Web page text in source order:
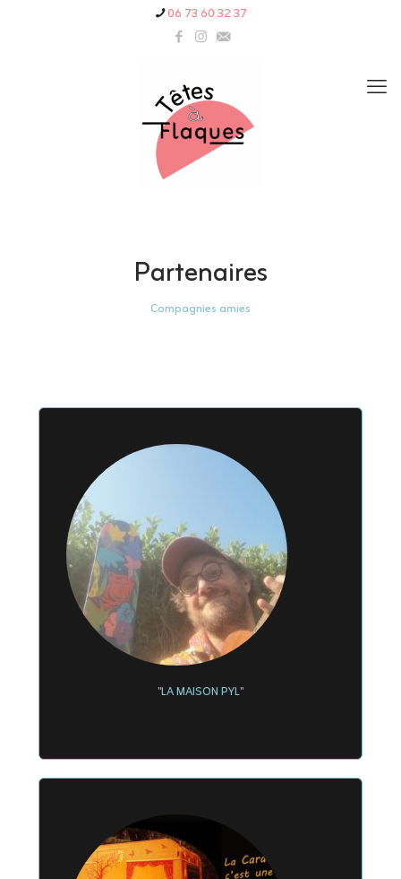
06 73 60 32 37
Partenaires
Compagnies amies
"LA MAISON PYL"